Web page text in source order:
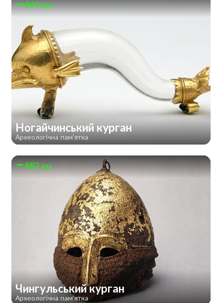
869 км
Ногайчинський курган
Археологічна пам'ятка
882 км
Чингульський курган
Археологічна пам'ятка